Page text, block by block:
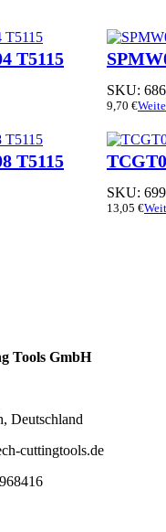
T5115
SKU:
9,70 €
T5115
SKU:
13,05 €
Tools GmbH
Deutschland
cuttingtools.de